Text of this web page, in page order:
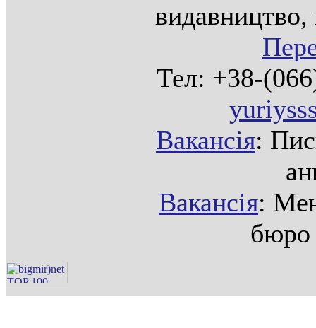
видавництво,
Тел: +38-
Вакансія:
Вакансія:
бюро